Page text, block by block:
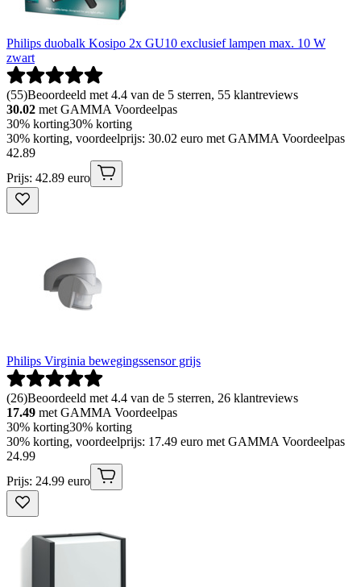
Philips duobalk Kosipo 2x GU10 exclusief lampen max. 10 W
zwart
(55)Beoordeeld met 4.4 van de 5 sterren, 55 klantreviews
30.02 met GAMMA Voordeelpas
30% korting30% korting
30% korting, voordeelprijs: 30.02 euro met GAMMA Voordeelpas
42.89
Prijs: 42.89 euro
Philips Virginia bewegingssensor grijs
(26)Beoordeeld met 4.4 van de 5 sterren, 26 klantreviews
17.49 met GAMMA Voordeelpas
30% korting30% korting
30% korting, voordeelprijs: 17.49 euro met GAMMA Voordeelpas
24.99
Prijs: 24.99 euro